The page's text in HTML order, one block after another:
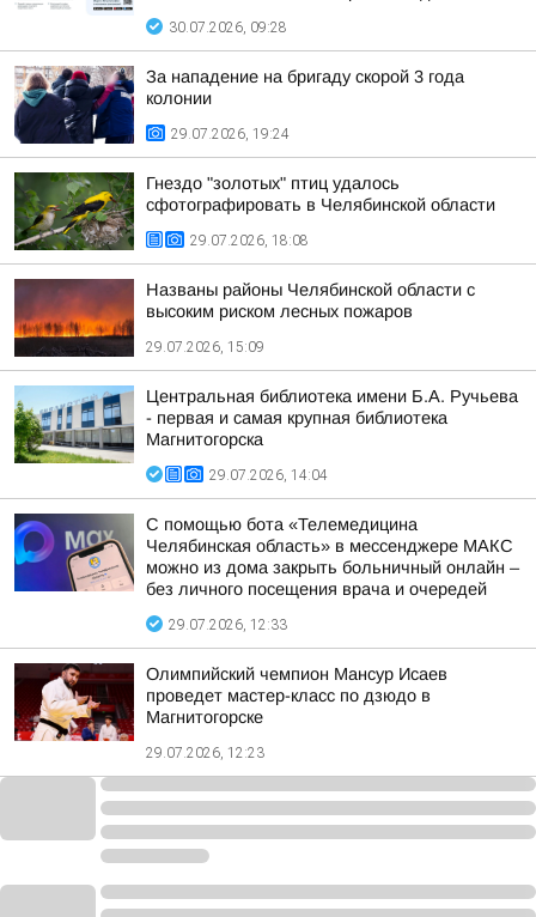
30.07.2026, 09:28
За нападение на бригаду скорой 3 года
колонии
29.07.2026, 19:24
Гнездо "золотых" птиц удалось
сфотографировать в Челябинской области
29.07.2026, 18:08
Названы районы Челябинской области с
высоким риском лесных пожаров
29.07.2026, 15:09
Центральная библиотека имени Б.А. Ручьева
- первая и самая крупная библиотека
Магнитогорска
29.07.2026, 14:04
С помощью бота «Телемедицина
Челябинская область» в мессенджере МАКС
можно из дома закрыть больничный онлайн –
без личного посещения врача и очередей
29.07.2026, 12:33
Олимпийский чемпион Мансур Исаев
проведет мастер-класс по дзюдо в
Магнитогорске
29.07.2026, 12:23